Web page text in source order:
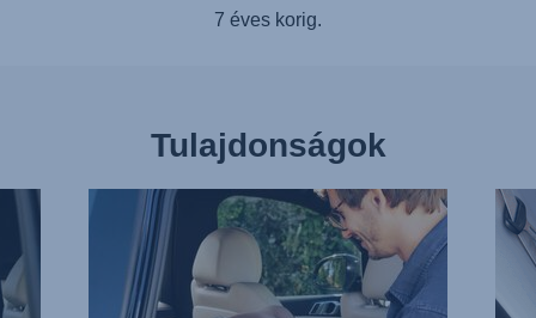
7 éves korig.
Tulajdonságok
KÖNNYŰ
BECSATOLÁS,